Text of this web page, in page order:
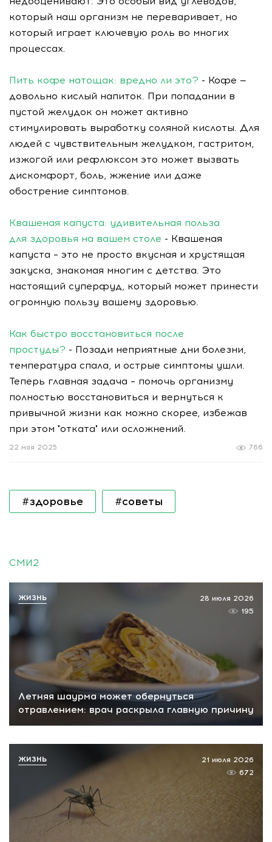
который наш организм не переваривает, но
который играет ключевую роль во многих
процессах.
Пить кофе натощак: вредно ли это? - Кофе —
довольно кислый напиток. При попадании в
пустой желудок он может активно
стимулировать выработку соляной кислоты. Для
людей с чувствительным желудком, гастритом,
изжогой или рефлюксом это может вызвать
дискомфорт, боль, жжение или даже
обострение симптомов.
Квашеная капуста: удивительная польза
для здоровья на вашем столе - Квашеная
капуста – это не просто вкусная и хрустящая
закуска, знакомая многим с детства. Это
настоящий суперфуд, который может принести
огромную пользу вашему здоровью.
Как быстро восстановиться после
простуды? - Позади неприятные дни болезни,
температура спала, и острые симптомы ушли.
Теперь главная задача – помочь организму
полностью восстановиться и вернуться к
привычной жизни как можно скорее, избежав
при этом "отката" или осложнений.
766
22 мая 2025
#здоровье #советы
СМИ2
Летняя шаурма может обернуться
отравлением: врач раскрыла главную причину
28 июля 2026
195
ЖИЗНЬ
21 июля 2026
672
ЖИЗНЬ